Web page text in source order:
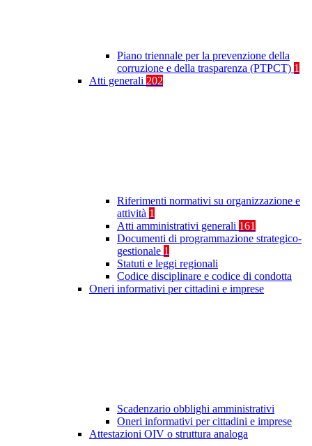
Piano triennale per la prevenzione della
corruzione e della trasparenza (PTPCT) 1
Atti generali 202
Riferimenti normativi su organizzazione e
attività 1
Atti amministrativi generali 161
Documenti di programmazione strategico-
gestionale 1
Statuti e leggi regionali
Codice disciplinare e codice di condotta
Oneri informativi per cittadini e imprese
Scadenzario obblighi amministrativi
Oneri informativi per cittadini e imprese
Attestazioni OIV o struttura analoga